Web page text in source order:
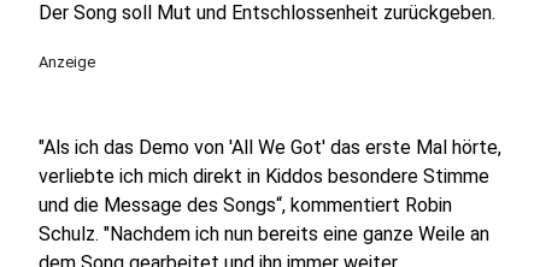
Der Song soll Mut und Entschlossenheit zurückgeben.
Anzeige
"Als ich das Demo von 'All We Got' das erste Mal hörte,
verliebte ich mich direkt in Kiddos besondere Stimme
und die Message des Songs“, kommentiert Robin
Schulz. "Nachdem ich nun bereits eine ganze Weile an